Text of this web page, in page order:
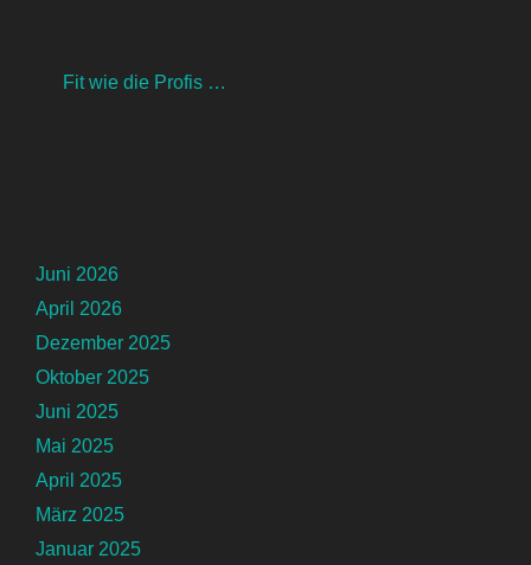
Fit wie die Profis …
Juni 2026
April 2026
Dezember 2025
Oktober 2025
Juni 2025
Mai 2025
April 2025
März 2025
Januar 2025